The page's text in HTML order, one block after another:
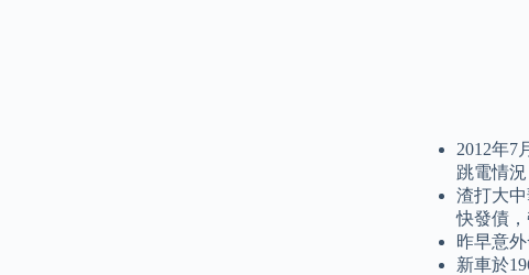
2012年7
跳電情
渣打大
快發債，
昨早意
新車於